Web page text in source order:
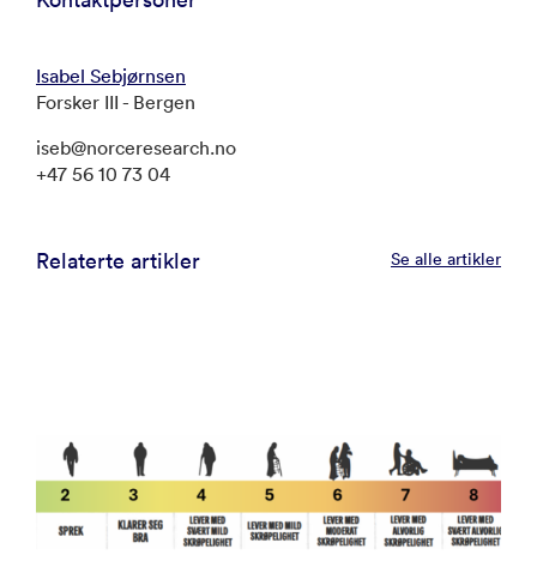
Isabel Sebjørnsen
Forsker III - Bergen
iseb@norceresearch.no
+47 56 10 73 04
Relaterte artikler Se alle artikler